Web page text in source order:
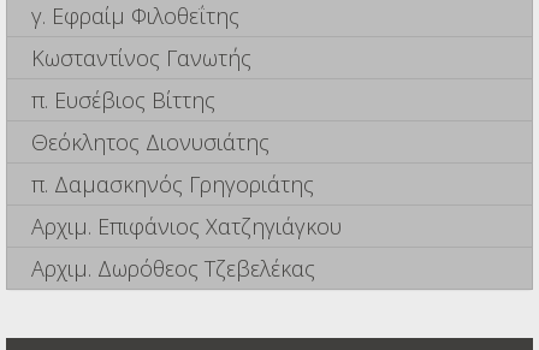
γ. Εφραίμ Φιλοθεΐτης
Κωσταντίνος Γανωτής
π. Ευσέβιος Βίττης
Θεόκλητος Διονυσιάτης
π. Δαμασκηνός Γρηγοριάτης
Αρχιμ. Επιφάνιος Χατζηγιάγκου
Αρχιμ. Δωρόθεος Τζεβελέκας